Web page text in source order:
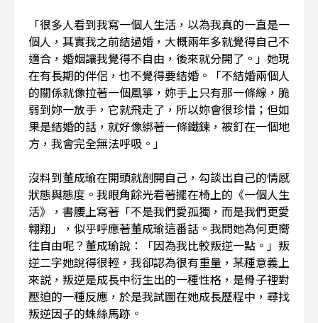
「很多人看到我寫一個人生活，以為我真的一直是一
個人，其實我之前結過婚，大概兩年多就覺得自己不
適合，婚姻讓我覺得不自由，後來就分開了。」她現
在有長期的伴侶，也不覺得要結婚。「不結婚兩個人
的關係就像拉著一個風箏，妳手上只有那一條線，脆
弱到妳一放手，它就飛走了，所以妳會很珍惜；但如
果是結婚的話，就好像綁著一條鐵鍊，被釘在一個地
方，我會完全無法呼吸。」
沒料到董成瑜在開頭就剖開自己，勾談出自己的情感
狀態與態度。我眼角餘光看著擺在椅上的《一個人生
活》，書腰上寫著「不是我們愛孤獨，而是我們更愛
翱翔」，似乎呼應著董成瑜這番話。我問她為何更嚮
往自由呢？董成瑜說：「因為我比較叛逆一點。」叛
逆二字她說得很輕，我卻認為很有重量，某種意義上
來説，叛逆是成長中衍生出的一種性格，是骨子裡對
壓迫的一種反應，於是我試圖在她成長歷程中，尋找
叛逆因子的蛛絲馬跡。